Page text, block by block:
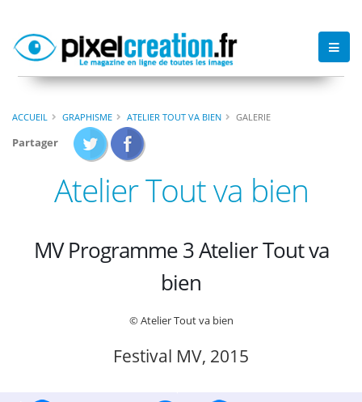
ACCUEIL GRAPHISME ATELIER TOUT VA BIEN GALERIE
Partager
Atelier Tout va bien
MV Programme 3 Atelier Tout va
bien
© Atelier Tout va bien
Festival MV, 2015